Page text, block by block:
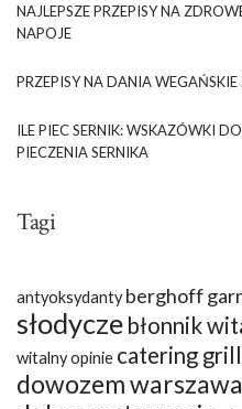
NAJLEPSZE PRZEPISY NA
NAPOJE
PRZEPISY NA DANIA
ILE PIEC SERNIK: WSKAZÓWKI
PIECZENIA SERNIKA
Tagi
antyoksydanty berghoff
słodycze błonnik
witalny opinie catering
dowozem warszawa